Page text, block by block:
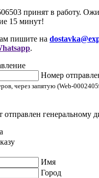
принят в работу.
15 минут!
пишите на
.
Номер
через запятую (Web-
отправлен генеральному
Имя
Город